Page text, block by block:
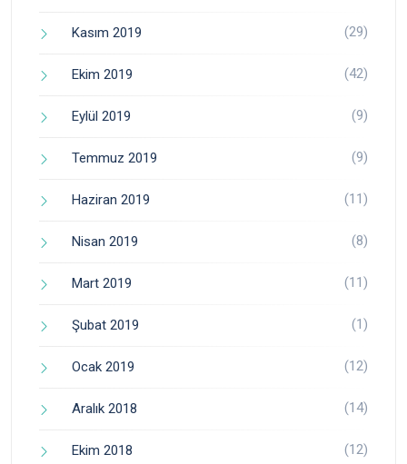
Kasım 2019 (29)
Ekim 2019 (42)
Eylül 2019 (9)
Temmuz 2019 (9)
Haziran 2019 (11)
Nisan 2019 (8)
Mart 2019 (11)
Şubat 2019 (1)
Ocak 2019 (12)
Aralık 2018 (14)
Ekim 2018 (12)